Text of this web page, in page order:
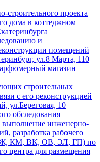
строительного проекта
дома в коттеджном
и
помещений
ул.8 Марта, 110
магазин
строительных
с его реконструкцией
ул.Береговая, 10
обследования
выполнение инженерно-
разработка рабочего
КМ, ВК, ОВ, ЭЛ, ГП) по
центра для размещения